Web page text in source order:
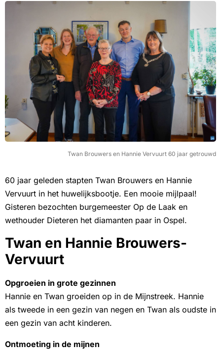
Twan Brouwers en Hannie Vervuurt 60 jaar getrouwd
60 jaar geleden stapten Twan Brouwers en Hannie
Vervuurt in het huwelijksbootje. Een mooie mijlpaal!
Gisteren bezochten burgemeester Op de Laak en
wethouder Dieteren het diamanten paar in Ospel.
Twan en Hannie Brouwers-
Vervuurt
Opgroeien in grote gezinnen
Hannie en Twan groeiden op in de Mijnstreek. Hannie
als tweede in een gezin van negen en Twan als oudste in
een gezin van acht kinderen.
Ontmoeting in de mijnen